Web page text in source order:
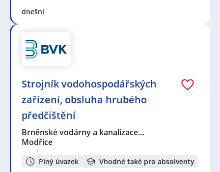
dnešní
Strojník vodohospodářských
zařízení, obsluha hrubého
předčištění
Brněnské vodárny a kanalizace…
Modřice
Plný úvazek Vhodné také pro absolventy